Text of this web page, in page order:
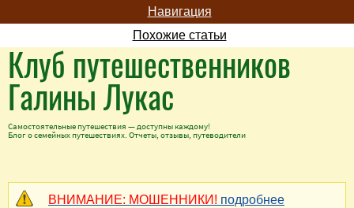
Навигация
Похожие статьи
Клуб путешественников
Галины Лукас
Самостоятельные путешествия — доступны каждому!
Блог о семейных путешествиях. Отчеты, отзывы, путеводители
ВНИМАНИЕ: МОШЕННИКИ! подробнее